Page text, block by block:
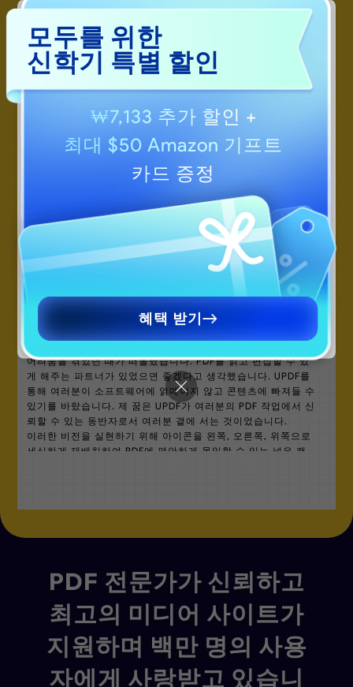
다른 국가에서 UPDF.com을 접속하시나요?
보다 적절한 가격과 프로모션을 확인하려면
해당 국가의 사이트를 방문해주세요.
Are you visiting updf.com from outside
this region? Visit your regional site for
more relevant pricing, promotions, and
events.
영어 사이트로 계속 가기
Continue to English Site
PDF 소프트웨어 업계에서 10년 동안 놀라운 경력을 쌓은 뛰어난
제품 관리자. 그는 제품 개발과 팀을 이끄는 것 외에도 운동을 좋
아하고 고양이를 키우고 있습니다. 그의 실력이요? 최고 수준의
고객 중심 솔루션을 보장합니다.
UPDF를 처음 구상했을 때, 저는 단순한 소프트웨어가 아닌 사
어려움을 겪었던 때가 떠올랐습니다. PDF를 읽고 편집할 수 있
게 해주는 파트너가 있었으면 좋겠다고 생각했습니다. UPDF를
통해 여러분이 소프트웨어에 얽매이지 않고 콘텐츠에 빠져들 수
있기를 바랐습니다. 제 꿈은 UPDF가 여러분의 PDF 작업에서 신
뢰할 수 있는 동반자로서 여러분 곁에 서는 것이었습니다.
이러한 비전을 실현하기 위해 아이콘을 왼쪽, 오른쪽, 위쪽으로
세심하게 재배치하여 PDF에 편안하게 몰입할 수 있는 넓은 캔
으로 결과를 한 눈에 예측할 수 있도록 하고 싶었습니다. 이러한
적인 사용자 경험을 마련합니다. 지금 바로 항상 찾던 파트너
PDF 전문가가 신뢰하고
최고의 미디어 사이트가
지원하며 백만 명의 사용
자에게 사랑받고 있습니
모두를 위한
신학기 특별 할인
₩7,133 추가 할인 +
최대 $50 Amazon 기프트
카드 증정
혜택 받기